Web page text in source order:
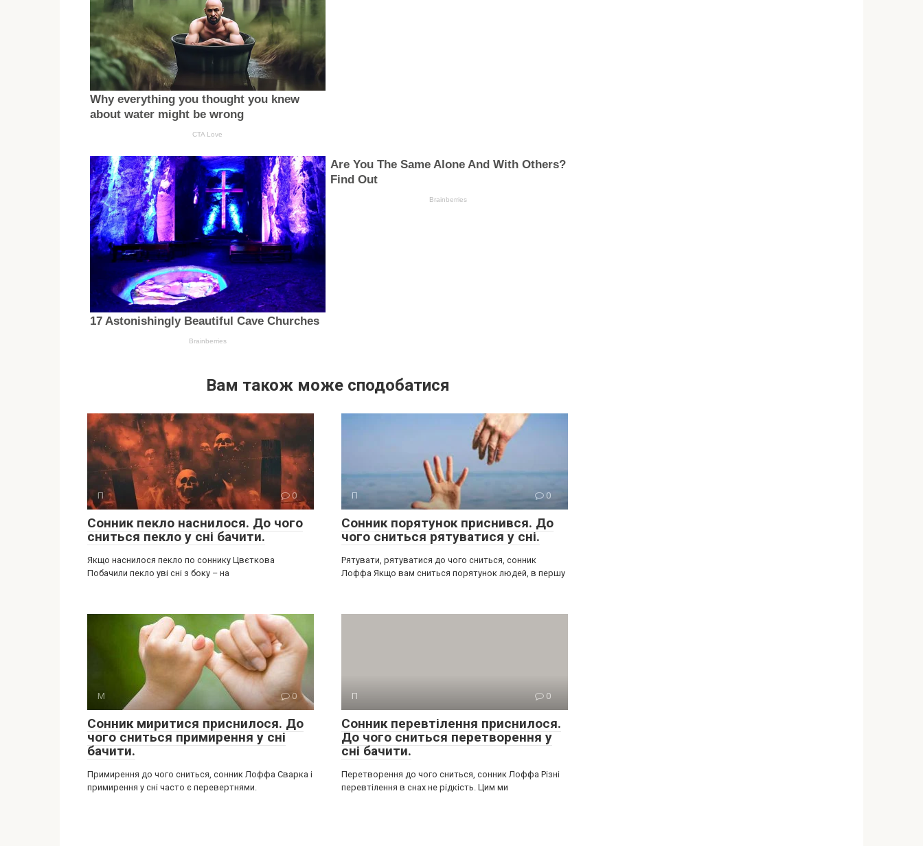
Вам також може сподобатися
П 0
Сонник пекло наснилося. До чого
сниться пекло у сні бачити.
Якщо наснилося пекло по соннику Цвєткова
Побачили пекло уві сні з боку – на
П 0
Сонник порятунок приснився. До
чого сниться рятуватися у сні.
Рятувати, рятуватися до чого сниться, сонник
Лоффа Якщо вам сниться порятунок людей, в першу
М 0
Сонник миритися приснилося. До
чого сниться примирення у сні
бачити.
Примирення до чого сниться, сонник Лоффа Сварка і
примирення у сні часто є перевертнями.
П 0
Сонник перевтілення приснилося.
До чого сниться перетворення у
сні бачити.
Перетворення до чого сниться, сонник Лоффа Різні
перевтілення в снах не рідкість. Цим ми